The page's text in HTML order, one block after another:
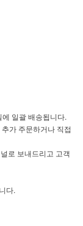
일괄 배송됩니다.
가 주문하거나 직접
로 보내드리고 고객
다.